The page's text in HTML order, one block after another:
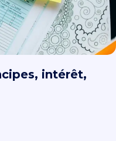
intérêt,